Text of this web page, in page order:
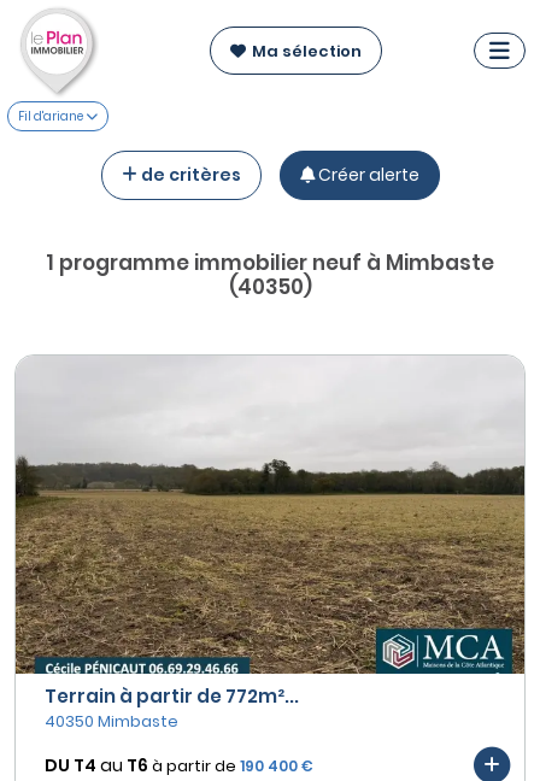
Ma sélection
Fil d'ariane
de critères Créer alerte
1 programme immobilier neuf à Mimbaste
(40350)
Terrain à partir de 772m²...
40350 Mimbaste
DU T4 au T6 à partir de 190 400 €